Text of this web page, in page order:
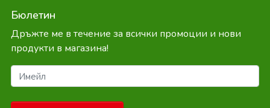
Бюлетин
Дръжте ме в течение за всички промоции и нови
продукти в магазина!
Имейл